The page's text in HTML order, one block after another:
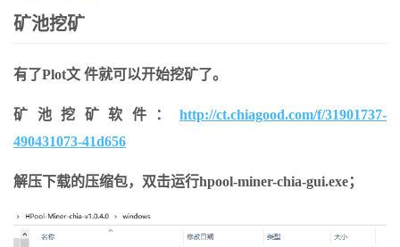
矿池挖矿
有了Plot文 件就可以开始挖矿了。
矿池挖矿软件： http://ct.chiagood.com/f/31901737-
490431073-41d656
解压下载的压缩包，双击运行hpool-miner-chia-gui.exe；